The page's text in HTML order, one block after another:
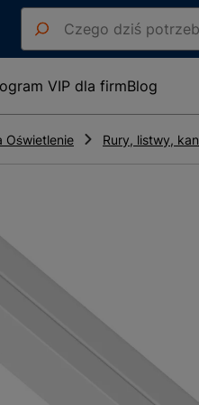
VIP dla firmBlog
Oświetlenie Rury, listwy,